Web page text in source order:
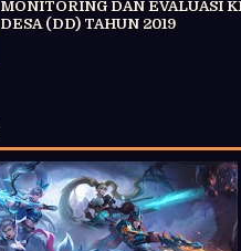
MONITORING DAN EVALUASI
DESA (DD) TAHUN 2019